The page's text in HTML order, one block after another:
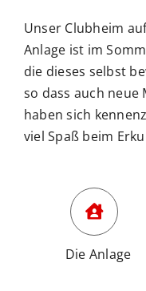
Unser Clubheim
Anlage ist im
die dieses selbst
so dass auch
haben sich
viel Spaß beim
Die Anlage